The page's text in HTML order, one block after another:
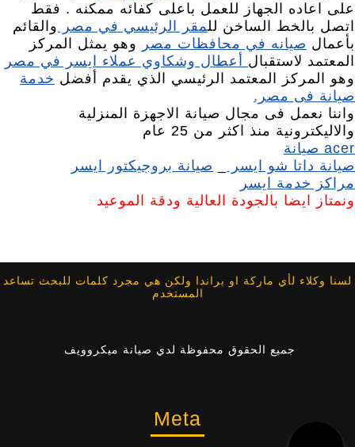
على اعاده الجهاز للعمل باعلى كفائه ممكنه . فقط
اتصل بالخط الساخن للمقر الرئيسي في مصر والقائم
بأعمال صيانه في محافظات مصر
وهو يمثل المركز
المعتمد لاستقبال أعطال وشكاوي عملاء ايسر في مصر
وهو المركز المعتمد الرئيسي الذي يقدم أفضل خدمة
صيانة فى مصر.
واننا نعمل فى مجال صيانة الاجهزة المنزلية
والاليكترونية منذ اكثر من 25 عام
acer صيانة
صيانة داتا شو ايسر
صيانة بروجيكتور ايسر
مراكز خدمة ايسر
ونمتاز ايضا بالجودة العالية ودقة الموعيد
لسنا وكلاء لأي ماركة او براندا ولكن هي مجرد كلمات للبحث تساعد
المستخدم
جميع الحقوق محفوظة لدي صيانة ميكروويف
Meta